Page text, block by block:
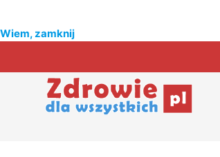
Wiem, zamknij